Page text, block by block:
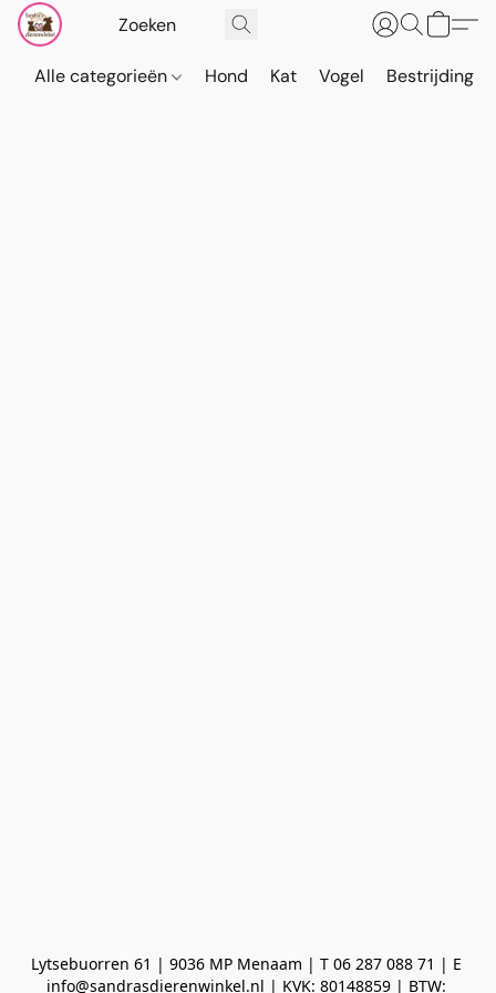
Alle categorieën Hond Kat Vogel Bestrijding
Lytsebuorren 61 | 9036 MP Menaam | T 06 287 088 71 | E
info@sandrasdierenwinkel.nl | KVK: 80148859 | BTW: